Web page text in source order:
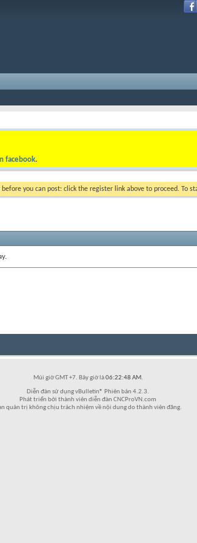
facebook.
before you can post: click the register link above to proceed.
Múi giờ GMT +7. Bây giờ là06:22:48 AM.
Diễn đàn sử dụng vBulletin® Phiên bản 4.2.3.
Phát triển bởi thành viên diễn đàn CNCProVN.com
quản trị không chịu trách nhiệm về nội dung do thành viên đăng.